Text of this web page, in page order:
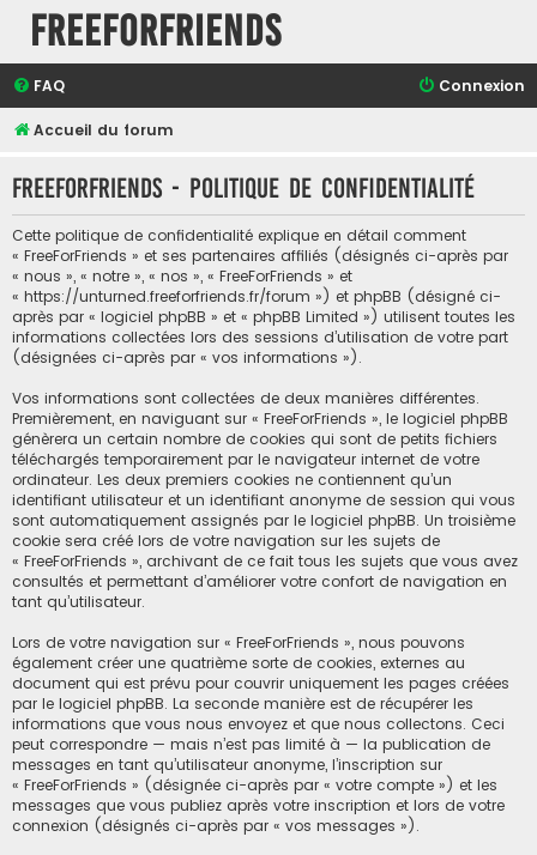
FreeForFriends
FAQ Connexion
Accueil du forum
FreeForFriends - Politique de confidentialité
Cette politique de confidentialité explique en détail comment
« FreeForFriends » et ses partenaires affiliés (désignés ci-après par
« nous », « notre », « nos », « FreeForFriends » et
« https://unturned.freeforfriends.fr/forum ») et phpBB (désigné ci-
après par « logiciel phpBB » et « phpBB Limited ») utilisent toutes les
informations collectées lors des sessions d’utilisation de votre part
(désignées ci-après par « vos informations »).
Vos informations sont collectées de deux manières différentes.
Premièrement, en naviguant sur « FreeForFriends », le logiciel phpBB
génèrera un certain nombre de cookies qui sont de petits fichiers
téléchargés temporairement par le navigateur internet de votre
ordinateur. Les deux premiers cookies ne contiennent qu’un
identifiant utilisateur et un identifiant anonyme de session qui vous
sont automatiquement assignés par le logiciel phpBB. Un troisième
cookie sera créé lors de votre navigation sur les sujets de
« FreeForFriends », archivant de ce fait tous les sujets que vous avez
consultés et permettant d’améliorer votre confort de navigation en
tant qu’utilisateur.
Lors de votre navigation sur « FreeForFriends », nous pouvons
également créer une quatrième sorte de cookies, externes au
document qui est prévu pour couvrir uniquement les pages créées
par le logiciel phpBB. La seconde manière est de récupérer les
informations que vous nous envoyez et que nous collectons. Ceci
peut correspondre — mais n’est pas limité à — la publication de
messages en tant qu’utilisateur anonyme, l’inscription sur
« FreeForFriends » (désignée ci-après par « votre compte ») et les
messages que vous publiez après votre inscription et lors de votre
connexion (désignés ci-après par « vos messages »).